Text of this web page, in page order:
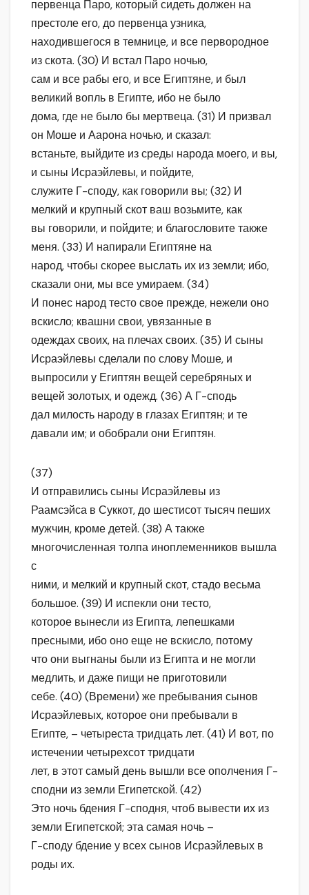
первенца Паро, который сидеть должен на
престоле его, до первенца узника,
находившегося в темнице, и все первородное
из скота. (30) И встал Паро ночью,
сам и все рабы его, и все Египтяне, и был
великий вопль в Египте, ибо не было
дома, где не было бы мертвеца. (31) И призвал
он Моше и Аарона ночью, и сказал:
встаньте, выйдите из среды народа моего, и вы,
и сыны Исраэйлевы, и пойдите,
служите Г-споду, как говорили вы; (32) И
мелкий и крупный скот ваш возьмите, как
вы говорили, и пойдите; и благословите также
меня. (33) И напирали Египтяне на
народ, чтобы скорее выслать их из земли; ибо,
сказали они, мы все умираем. (34)
И понес народ тесто свое прежде, нежели оно
вскисло; квашни свои, увязанные в
одеждах своих, на плечах своих. (35) И сыны
Исраэйлевы сделали по слову Моше, и
выпросили у Египтян вещей серебряных и
вещей золотых, и одежд. (36) А Г-сподь
дал милость народу в глазах Египтян; и те
давали им; и обобрали они Египтян.
(37)
И отправились сыны Исраэйлевы из
Раамсэйса в Суккот, до шестисот тысяч пеших
мужчин, кроме детей. (38) А также
многочисленная толпа иноплеменников вышла
с
ними, и мелкий и крупный скот, стадо весьма
большое. (39) И испекли они тесто,
которое вынесли из Египта, лепешками
пресными, ибо оно еще не вскисло, потому
что они выгнаны были из Египта и не могли
медлить, и даже пищи не приготовили
себе. (40) (Времени) же пребывания сынов
Исраэйлевых, которое они пребывали в
Египте, – четыреста тридцать лет. (41) И вот, по
истечении четырехсот тридцати
лет, в этот самый день вышли все ополчения Г-
сподни из земли Египетской. (42)
Это ночь бдения Г-сподня, чтоб вывести их из
земли Египетской; эта самая ночь –
Г-споду бдение у всех сынов Исраэйлевых в
роды их.